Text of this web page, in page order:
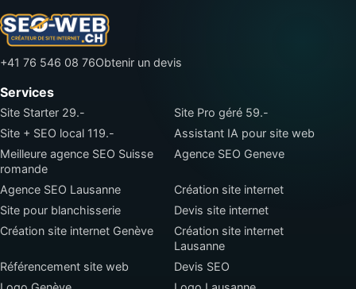
+41 76 546 08 76Obtenir un devis
Services
Site Starter 29.-
Site Pro géré 59.-
Site + SEO local 119.-
Assistant IA pour site web
Meilleure agence SEO Suisse
romande
Agence SEO Geneve
Agence SEO Lausanne
Création site internet
Site pour blanchisserie
Devis site internet
Création site internet Genève
Création site internet
Lausanne
Référencement site web
Devis SEO